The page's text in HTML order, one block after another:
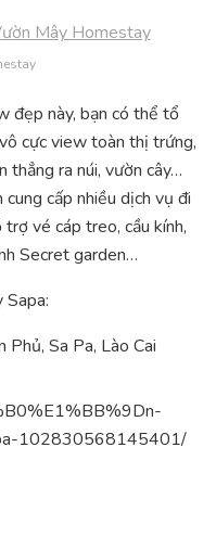
đẹp này, bạn có thể tổ
cực view toàn thị trứng,
thẳng ra núi, vườn cây…
cấp nhiều dịch vụ đi
vé cáp treo, cầu kính,
Secret garden…
Sa Pa, Lào Cai
102830568145401/